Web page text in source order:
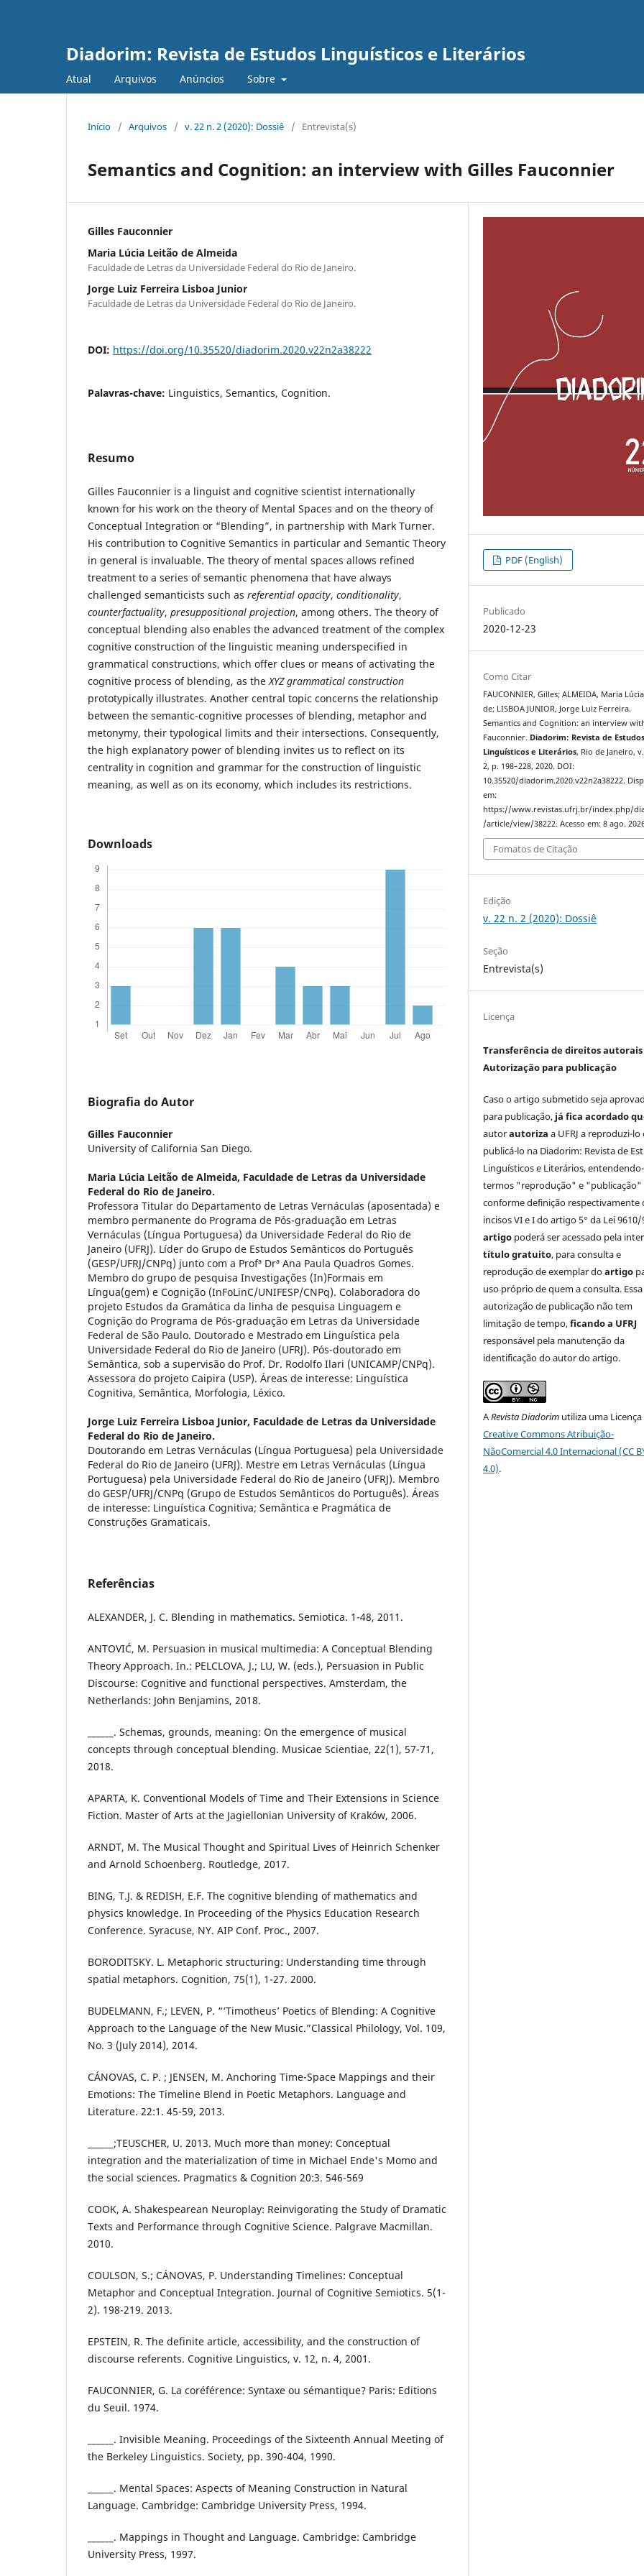
Diadorim: Revista de Estudos Linguísticos e Literários
Atual Arquivos Anúncios Sobre
Início / Arquivos / v. 22 n. 2 (2020): Dossiê / Entrevista(s)
Semantics and Cognition: an interview with Gilles Fauconnier
Gilles Fauconnier
Maria Lúcia Leitão de Almeida
Faculdade de Letras da Universidade Federal do Rio de Janeiro.
Jorge Luiz Ferreira Lisboa Junior
Faculdade de Letras da Universidade Federal do Rio de Janeiro.
DOI: https://doi.org/10.35520/diadorim.2020.v22n2a38222
Palavras-chave: Linguistics, Semantics, Cognition.
Resumo
Gilles Fauconnier is a linguist and cognitive scientist internationally
known for his work on the theory of Mental Spaces and on the theory of
Conceptual Integration or “Blending”, in partnership with Mark Turner.
His contribution to Cognitive Semantics in particular and Semantic Theory
in general is invaluable. The theory of mental spaces allows refined
treatment to a series of semantic phenomena that have always
challenged semanticists such as referential opacity, conditionality,
counterfactuality, presuppositional projection, among others. The theory of
conceptual blending also enables the advanced treatment of the complex
cognitive construction of the linguistic meaning underspecified in
grammatical constructions, which offer clues or means of activating the
cognitive process of blending, as theXYZ grammatical construction
prototypically illustrates. Another central topic concerns the relationship
between the semantic-cognitive processes of blending, metaphor and
metonymy, their typological limits and their intersections. Consequently,
the high explanatory power of blending invites us to reflect on its
centrality in cognition and grammar for the construction of linguistic
meaning, as well as on its economy, which includes its restrictions.
Downloads
Biografia do Autor
Gilles Fauconnier
University of California San Diego.
Maria Lúcia Leitão de Almeida, Faculdade de Letras da Universidade
Federal do Rio de Janeiro.
Professora Titular do Departamento de Letras Vernáculas (aposentada) e
membro permanente do Programa de Pós-graduação em Letras
Vernáculas (Língua Portuguesa) da Universidade Federal do Rio de
Janeiro (UFRJ). Líder do Grupo de Estudos Semânticos do Português
(GESP/UFRJ/CNPq) junto com a Profª Drª Ana Paula Quadros Gomes.
Membro do grupo de pesquisa Investigações (In)Formais em
Língua(gem) e Cognição (InFoLinC/UNIFESP/CNPq). Colaboradora do
projeto Estudos da Gramática da linha de pesquisa Linguagem e
Cognição do Programa de Pós-graduação em Letras da Universidade
Federal de São Paulo. Doutorado e Mestrado em Linguística pela
Universidade Federal do Rio de Janeiro (UFRJ). Pós-doutorado em
Semântica, sob a supervisão do Prof. Dr. Rodolfo Ilari (UNICAMP/CNPq).
Assessora do projeto Caipira (USP). Áreas de interesse: Linguística
Cognitiva, Semântica, Morfologia, Léxico.
Jorge Luiz Ferreira Lisboa Junior, Faculdade de Letras da Universidade
Federal do Rio de Janeiro.
Doutorando em Letras Vernáculas (Língua Portuguesa) pela Universidade
Federal do Rio de Janeiro (UFRJ). Mestre em Letras Vernáculas (Língua
Portuguesa) pela Universidade Federal do Rio de Janeiro (UFRJ). Membro
do GESP/UFRJ/CNPq (Grupo de Estudos Semânticos do Português). Áreas
de interesse: Linguística Cognitiva; Semântica e Pragmática de
Construções Gramaticais.
Referências
ALEXANDER, J. C. Blending in mathematics. Semiotica. 1-48, 2011.
ANTOVIĆ, M. Persuasion in musical multimedia: A Conceptual Blending
Theory Approach. In.: PELCLOVA, J.; LU, W. (eds.), Persuasion in Public
Discourse: Cognitive and functional perspectives. Amsterdam, the
Netherlands: John Benjamins, 2018.
______. Schemas, grounds, meaning: On the emergence of musical
concepts through conceptual blending. Musicae Scientiae, 22(1), 57-71,
2018.
APARTA, K. Conventional Models of Time and Their Extensions in Science
Fiction. Master of Arts at the Jagiellonian University of Kraków, 2006.
ARNDT, M. The Musical Thought and Spiritual Lives of Heinrich Schenker
and Arnold Schoenberg. Routledge, 2017.
BING, T.J. & REDISH, E.F. The cognitive blending of mathematics and
physics knowledge. In Proceeding of the Physics Education Research
Conference. Syracuse, NY. AIP Conf. Proc., 2007.
BORODITSKY. L. Metaphoric structuring: Understanding time through
spatial metaphors. Cognition, 75(1), 1-27. 2000.
BUDELMANN, F.; LEVEN, P. “‘Timotheus’ Poetics of Blending: A Cognitive
Approach to the Language of the New Music.”Classical Philology, Vol. 109,
No. 3 (July 2014), 2014.
CÁNOVAS, C. P. ; JENSEN, M. Anchoring Time-Space Mappings and their
Emotions: The Timeline Blend in Poetic Metaphors. Language and
Literature. 22:1. 45-59, 2013.
______;TEUSCHER, U. 2013. Much more than money: Conceptual
integration and the materialization of time in Michael Ende's Momo and
the social sciences. Pragmatics & Cognition 20:3. 546-569
COOK, A. Shakespearean Neuroplay: Reinvigorating the Study of Dramatic
Texts and Performance through Cognitive Science. Palgrave Macmillan.
2010.
COULSON, S.; CÁNOVAS, P. Understanding Timelines: Conceptual
Metaphor and Conceptual Integration. Journal of Cognitive Semiotics. 5(1-
2). 198-219. 2013.
EPSTEIN, R. The definite article, accessibility, and the construction of
discourse referents. Cognitive Linguistics, v. 12, n. 4, 2001.
FAUCONNIER, G. La coréférence: Syntaxe ou sémantique? Paris: Editions
du Seuil. 1974.
______. Invisible Meaning. Proceedings of the Sixteenth Annual Meeting of
the Berkeley Linguistics. Society, pp. 390-404, 1990.
______. Mental Spaces: Aspects of Meaning Construction in Natural
Language. Cambridge: Cambridge University Press, 1994.
______. Mappings in Thought and Language. Cambridge: Cambridge
University Press, 1997.
PDF (English)
Publicado
2020-12-23
Como Citar
FAUCONNIER, Gilles; ALMEIDA, Maria
de; LISBOA JUNIOR, Jorge Luiz Ferreira.
Semantics and Cognition: an interview
Fauconnier. Diadorim: Revista de Estudos
Linguísticos e Literários, Rio de Janeiro,
2, p. 198–228, 2020. DOI:
10.35520/diadorim.2020.v22n2a38222.
em:
https://www.revistas.ufrj.br/index.php/
/article/view/38222. Acesso em: 8 ago.
Fomatos de Citação
Edição
v. 22 n. 2 (2020): Dossiê
Seção
Entrevista(s)
Licença
Transferência de direitos autorais
Autorização para publicação
Caso o artigo submetido seja
para publicação, já fica acordado
autorautoriza a UFRJ a reproduzi-lo
publicá-lo na Diadorim: Revista de
Linguísticos e Literários,
termos "reprodução" e "publicação"
conforme definição respectivamente
incisos VI e I do artigo 5° da Lei 9610/
artigo poderá ser acessado pela
título gratuito, para consulta e
reprodução de exemplar doartigo
uso próprio de quem a consulta. Essa
autorização de publicação não tem
limitação de tempo,ficando a UFRJ
responsável pela manutenção da
identificação do autor do artigo.
ARevista Diadorim utiliza uma Licença
Creative Commons Atribuição-
NãoComercial 4.0 Internacional (CC
4.0).